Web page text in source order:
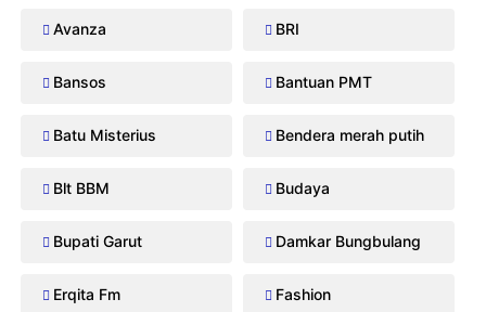
Avanza BRI
Bansos Bantuan PMT
Batu Misterius Bendera merah putih
Blt BBM Budaya
Bupati Garut Damkar Bungbulang
Erqita Fm Fashion